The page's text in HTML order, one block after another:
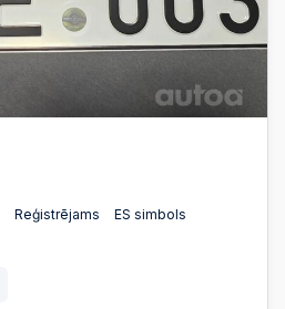
Reģistrējams
ES simbols